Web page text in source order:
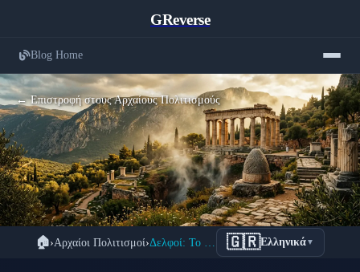
GReverse
Blog Home
← Επιστροφή στους Αρχαίους Πολιτισμούς
Το Ιερό των Δελφών: Πώς η Πυθία
Καθόριζε τη Μοίρα Αυτοκρατορών
🏠›Αρχαίοι Πολιτισμοί› 🇬🇷Ελληνικά▼